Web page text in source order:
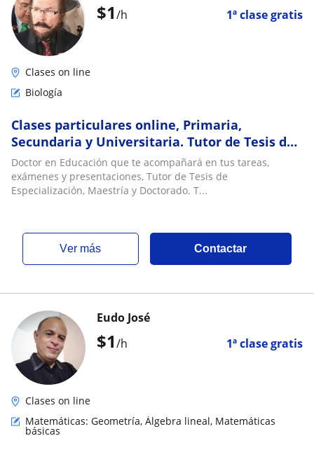
$1/h 1ª clase gratis
Clases on line
Biología
Clases particulares online, Primaria,
Secundaria y Universitaria. Tutor de Tesis de
Especialización, Maestría y Doctorado
Doctor en Educación que te acompañará en tus tareas,
exámenes y presentaciones, Tutor de Tesis de
Especialización, Maestría y Doctorado. T...
ver más Contactar
$1/h 1ª clase gratis
Eudo José
Clases on line
Matemáticas: Geometría, Álgebra lineal, Matemáticas
básicas